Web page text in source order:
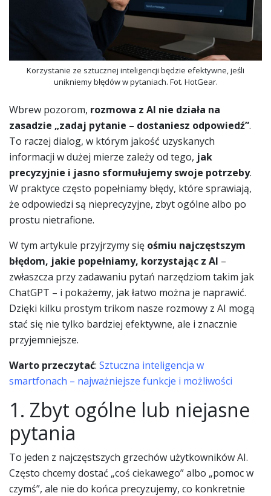
Korzystanie ze sztucznej inteligencji będzie efektywne, jeśli
unikniemy błędów w pytaniach. Fot. HotGear.
Wbrew pozorom, rozmowa z AI nie działa na
zasadzie „zadaj pytanie – dostaniesz odpowiedź”.
To raczej dialog, w którym jakość uzyskanych
informacji w dużej mierze zależy od tego, jak
precyzyjnie i jasno sformułujemy swoje potrzeby.
W praktyce często popełniamy błędy, które sprawiają,
że odpowiedzi są nieprecyzyjne, zbyt ogólne albo po
prostu nietrafione.
W tym artykule przyjrzymy się ośmiu najczęstszym
błędom, jakie popełniamy, korzystając z AI –
zwłaszcza przy zadawaniu pytań narzędziom takim jak
ChatGPT – i pokażemy, jak łatwo można je naprawić.
Dzięki kilku prostym trikom nasze rozmowy z AI mogą
stać się nie tylko bardziej efektywne, ale i znacznie
przyjemniejsze.
Warto przeczytać: Sztuczna inteligencja w
smartfonach – najważniejsze funkcje i możliwości
1. Zbyt ogólne lub niejasne
pytania
To jeden z najczęstszych grzechów użytkowników AI.
Często chcemy dostać „coś ciekawego” albo „pomoc w
czymś”, ale nie do końca precyzujemy, co konkretnie